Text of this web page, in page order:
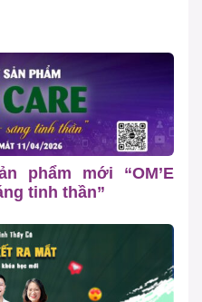
phẩm mới “OM’E
tinh thần”